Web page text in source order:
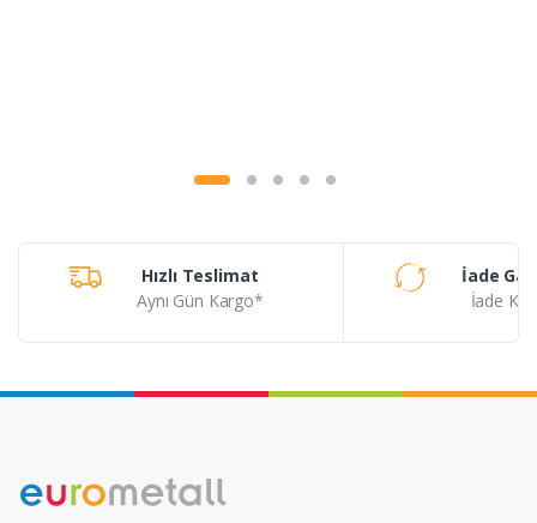
Hızlı Teslimat
Aynı Gün Kargo*
İade
İade